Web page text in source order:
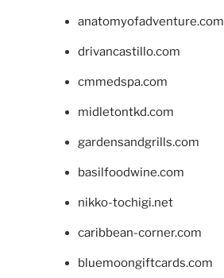
anatomyofadventure.com
drivancastillo.com
cmmedspa.com
midletontkd.com
gardensandgrills.com
basilfoodwine.com
nikko-tochigi.net
caribbean-corner.com
bluemoongiftcards.com